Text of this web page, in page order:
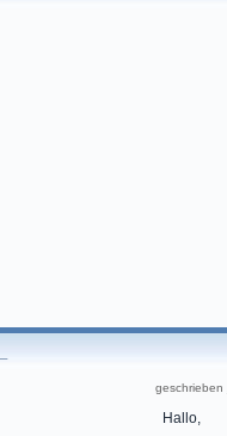
geschrieben
Hallo,